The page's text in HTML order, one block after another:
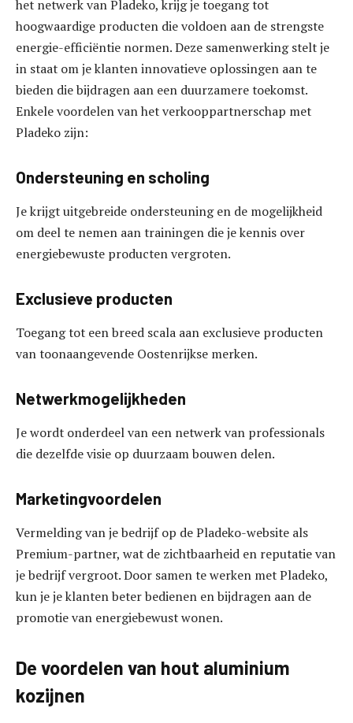
het netwerk van Pladeko, krijg je toegang tot
hoogwaardige producten die voldoen aan de strengste
energie-efficiëntie normen. Deze samenwerking stelt je
in staat om je klanten innovatieve oplossingen aan te
bieden die bijdragen aan een duurzamere toekomst.
Enkele voordelen van het verkooppartnerschap met
Pladeko zijn:
Ondersteuning en scholing
Je krijgt uitgebreide ondersteuning en de mogelijkheid
om deel te nemen aan trainingen die je kennis over
energiebewuste producten vergroten.
Exclusieve producten
Toegang tot een breed scala aan exclusieve producten
van toonaangevende Oostenrijkse merken.
Netwerkmogelijkheden
Je wordt onderdeel van een netwerk van professionals
die dezelfde visie op duurzaam bouwen delen.
Marketingvoordelen
Vermelding van je bedrijf op de Pladeko-website als
Premium-partner, wat de zichtbaarheid en reputatie van
je bedrijf vergroot. Door samen te werken met Pladeko,
kun je je klanten beter bedienen en bijdragen aan de
promotie van energiebewust wonen.
De voordelen van hout aluminium
kozijnen